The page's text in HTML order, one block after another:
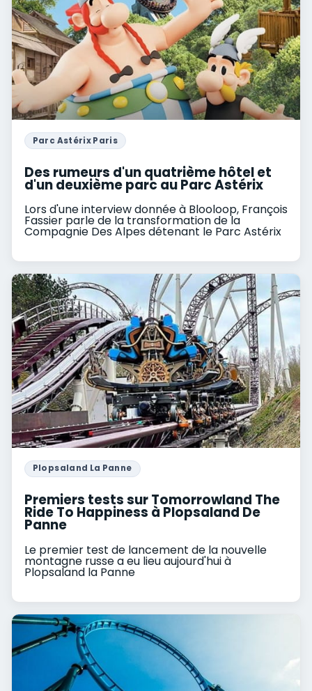
Parc Astérix Paris
Des rumeurs d'un quatrième hôtel et
d'un deuxième parc au Parc Astérix
Lors d'une interview donnée à Blooloop, François
Fassier parle de la transformation de la
Compagnie Des Alpes détenant le Parc Astérix
Plopsaland La Panne
Premiers tests sur Tomorrowland The
Ride To Happiness à Plopsaland De
Panne
Le premier test de lancement de la nouvelle
montagne russe a eu lieu aujourd'hui à
Plopsaland la Panne